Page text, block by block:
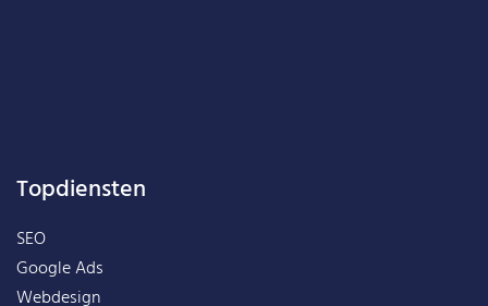
Topdiensten
SEO
Google Ads
Webdesign